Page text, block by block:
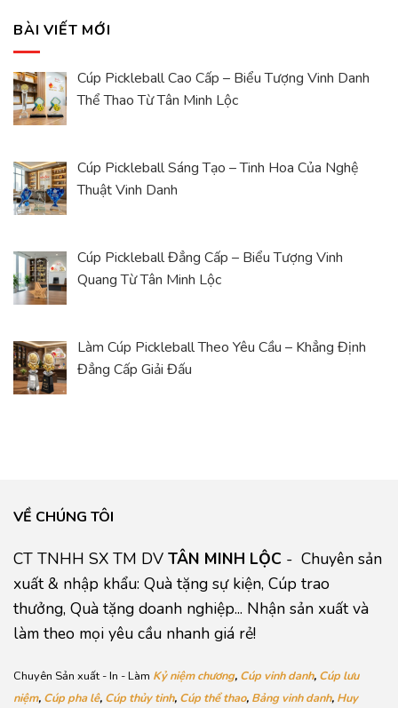
BÀI VIẾT MỚI
Cúp Pickleball Cao Cấp – Biểu Tượng Vinh Danh
Thể Thao Từ Tân Minh Lộc
Cúp Pickleball Sáng Tạo – Tinh Hoa Của Nghệ
Thuật Vinh Danh
Cúp Pickleball Đẳng Cấp – Biểu Tượng Vinh
Quang Từ Tân Minh Lộc
Làm Cúp Pickleball Theo Yêu Cầu – Khẳng Định
Đẳng Cấp Giải Đấu
VỀ CHÚNG TÔI
CT TNHH SX TM DV TÂN MINH LỘC - Chuyên sản
xuất & nhập khẩu: Quà tặng sự kiện, Cúp trao
thưởng, Quà tặng doanh nghiệp... Nhận sản xuất và
làm theo mọi yêu cầu nhanh giá rẻ!
Chuyên Sản xuất - In - Làm Kỷ niệm chương, Cúp vinh danh, Cúp lưu
niệm, Cúp pha lê, Cúp thủy tinh, Cúp thể thao, Bảng vinh danh, Huy